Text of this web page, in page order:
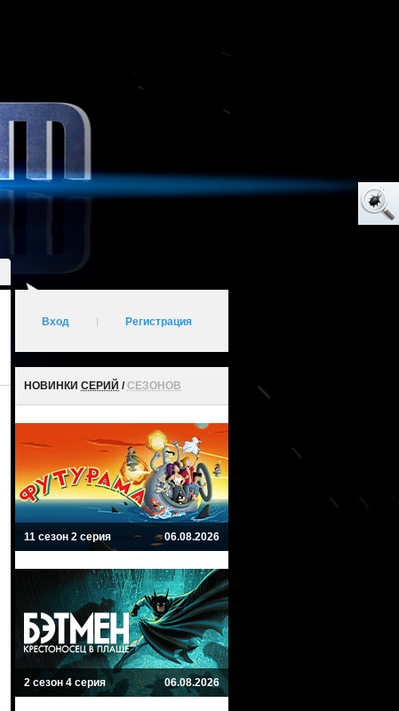
Вход Регистрация
НОВИНКИ СЕРИЙ /СЕЗОНОВ
11 сезон 2 серия 06.08.2026
2 сезон 4 серия 06.08.2026